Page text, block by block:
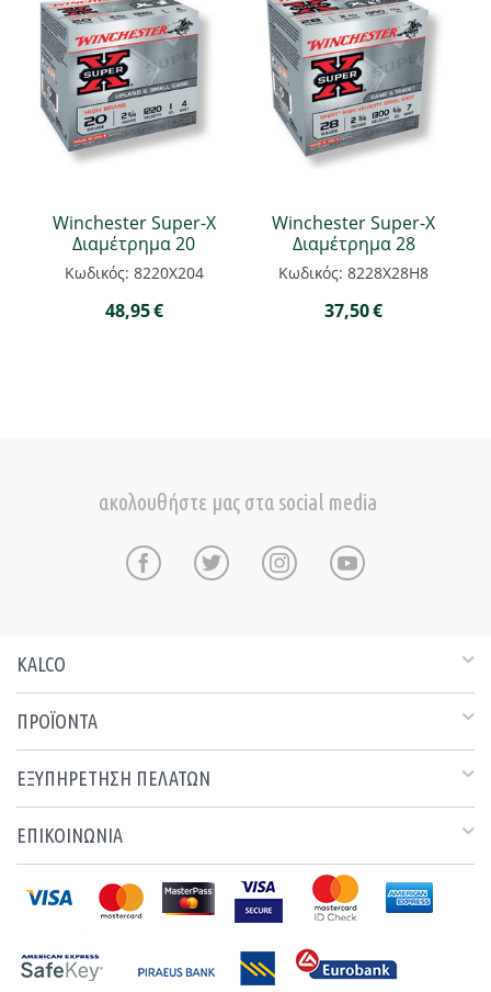
Winchester Super-X
Διαμέτρημα 20
Κωδικός: 8220Χ204
48,95€
Winchester Super-X
Διαμέτρημα 28
Κωδικός: 8228Χ28Η8
37,50€
ακολουθήστε μας στα social media
KALCO
ΠΡΟΪΟΝΤΑ
ΕΞΥΠΗΡΕΤΗΣΗ ΠΕΛΑΤΩΝ
ΕΠΙΚΟΙΝΩΝΙΑ